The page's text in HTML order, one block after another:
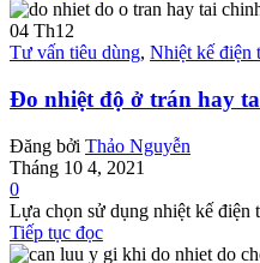
04 Th12
Tư vấn tiêu dùng, Nhiệt kế điện
Đo nhiệt độ ở trán hay
Đăng bởi Thảo Nguyễn
Tháng 10 4, 2021
0
Lựa chọn sử dụng nhiệt kế điện
Tiếp tục đọc